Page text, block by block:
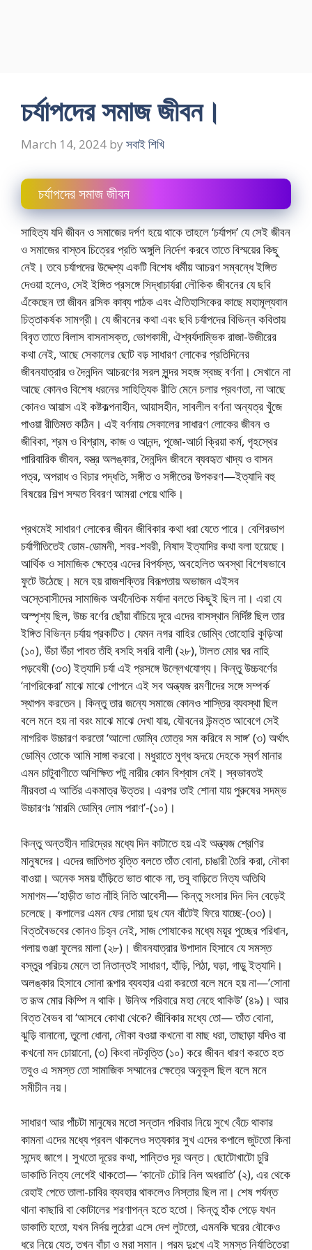
চর্যাপদের সমাজ জীবন।
March 14, 2024 by সবাই শিখি
চর্যাপদের সমাজ জীবন
সাহিত্য যদি জীবন ও সমাজের দর্পণ হয়ে থাকে তাহলে ‘চর্যাপদ’ যে সেই জীবন
ও সমাজের বাস্তব চিত্রের প্রতি অঙ্গুলি নির্দেশ করবে তাতে বিস্ময়ের কিছু
নেই। তবে চর্যাপদের উদ্দেশ্য একটি বিশেষ ধর্মীয় আচরণ সম্বন্ধে ইঙ্গিত
দেওয়া হলেও, সেই ইঙ্গিত প্রসঙ্গে সিদ্ধাচার্যরা লৌকিক জীবনের যে ছবি
এঁকেছেন তা জীবন রসিক কাব্য পাঠক এবং ঐতিহাসিকের কাছে মহামূল্যবান
চিত্তাকর্ষক সামগ্রী। যে জীবনের কথা এবং ছবি চর্যাপদের বিভিন্ন কবিতায়
বিবৃত তাতে বিলাস বাসনাসক্ত, ভোগকামী, ঐশ্বর্যদাম্ভিক রাজা-উজীরের
কথা নেই, আছে সেকালের ছোট বড় সাধারণ লোকের প্রতিদিনের
জীবনযাত্রার ও দৈনন্দিন আচরণের সরল সুন্দর সহজ স্বচ্ছ বর্ণনা। সেখানে না
আছে কোনও বিশেষ ধরনের সাহিত্যিক রীতি মেনে চলার প্রবণতা, না আছে
কোনও আয়াস এই কষ্টকল্পনাহীন, আয়াসহীন, সাবলীল বর্ণনা অন্যত্র খুঁজে
পাওয়া রীতিমত কঠিন। এই বর্ণনায় সেকালের সাধারণ লোকের জীবন ও
জীবিকা, শ্রম ও বিশ্রাম, কাজ ও আনন্দ, পূজো-আর্চা ক্রিয়া কর্ম, গৃহস্থের
পারিবারিক জীবন, বস্ত্র অলঙ্কার, দৈনন্দিন জীবনে ব্যবহৃত খাদ্য ও বাসন
পত্র, অপরাধ ও বিচার পদ্ধতি, সঙ্গীত ও সঙ্গীতের উপকরণ—ইত্যাদি বহু
বিষয়ের শিল্প সম্মত বিবরণ আমরা পেয়ে থাকি।
প্রথমেই সাধারণ লোকের জীবন জীবিকার কথা ধরা যেতে পারে। বেশিরভাগ
চর্যাগীতিতেই ডোম-ডোমনী, শবর-শবরী, নিষাদ ইত্যাদির কথা বলা হয়েছে।
আর্থিক ও সামাজিক ক্ষেত্রে এদের বিপর্যস্ত, অবহেলিত অবস্থা বিশেষভাবে
ফুটে উঠেছে। মনে হয় রাজশক্তির বিরূপতায় অভাজন এইসব
অস্তেবাসীদের সামাজিক অর্থনৈতিক মর্যাদা বলতে কিছুই ছিল না। এরা যে
অস্পৃশ্য ছিল, উচ্চ বর্ণের ছোঁয়া বাঁচিয়ে দূরে এদের বাসস্থান নির্দিষ্ট ছিল তার
ইঙ্গিত বিভিন্ন চর্যায় প্রকটিত। যেমন নগর বাহির ডোম্বি তোহোরি কুড়িআ
(১০), উঁচা উঁচা পাবত তঁহি বসহি সবরি বালী (২৮), টালত মোর ঘর নাহি
পড়বেষী (৩৩) ইত্যাদি চর্যা এই প্রসঙ্গে উল্লেখযোগ্য। কিন্তু উচ্চবর্ণের
‘নাগরিকেরা’ মাঝে মাঝে গোপনে এই সব অন্ত্যজ রমণীদের সঙ্গে সম্পর্ক
স্থাপন করতেন। কিন্তু তার জন্যে সমাজে কোনও শাস্তির ব্যবস্থা ছিল
বলে মনে হয় না বরং মাঝে মাঝে দেখা যায়, যৌবনের উন্মত্ত আবেগে সেই
নাগরিক উচ্চারণ করতো ‘আলো ডোম্বি তোত্র সম করিবে ম সাঙ্গ’ (৩) অর্থাৎ
ডোম্বি তোকে আমি সাঙ্গা করবো। মধুরাতে মুগ্ধ হৃদয়ে দেহকে স্বর্গ মানার
এমন চাটুবাণীতে অশিক্ষিত পটু নারীর কোন বিশ্বাস নেই। স্বভাবতই
নীরবতা এ আর্তির একমাত্র উত্তর। এরপর তাই শোনা যায় পুরুষের সদম্ভ
উচ্চারণঃ ‘মারমি ডোম্বি লোম পরাণ’-(১০)।
কিন্তু অন্তহীন দারিদ্রের মধ্যে দিন কাটাতে হয় এই অন্ত্যজ শ্রেণির
মানুষদের। এদের জাতিগত বৃত্তি বলতে তাঁত বোনা, চাঙারী তৈরি করা, নৌকা
বাওয়া। অনেক সময় হাঁড়িতে ভাত থাকে না, তবু বাড়িতে নিত্য অতিথি
সমাগম—’হাড়ীত ভাত নাঁহি নিতি আবেসী— কিন্তু সংসার দিন দিন বেড়েই
চলেছে। কপালের এমন ফের দোয়া দুধ যেন বাঁটেই ফিরে যাচ্ছে-(৩৩)।
বিত্তবৈভবের কোনও চিহ্ন নেই, সাজ পোষাকের মধ্যে ময়ূর পুচ্ছের পরিধান,
গলায় গুঞ্জা ফুলের মালা (২৮)। জীবনযাত্রার উপাদান হিসাবে যে সমস্ত
বস্তুর পরিচয় মেলে তা নিতান্তই সাধারণ, হাঁড়ি, পিঠা, ঘড়া, গাড়ু ইত্যাদি।
অলঙ্কার হিসাবে সোনা রূপার ব্যবহার এরা করতো বলে মনে হয় না—’সোনা
ত রূঅ মোর কিম্পি ন থাকি। উনিঅ পরিবারে মহা নেহে থাকিউ’ (৪৯)। আর
বিত্ত বৈভব বা ‘আসবে কোথা থেকে? জীবিকার মধ্যে তো— তাঁত বোনা,
ঝুড়ি বানানো, তুলো ধোনা, নৌকা বওয়া কখনো বা মাছ ধরা, তাছাড়া যদিও বা
কখনো মদ চোয়ানো, (৩) কিংবা নটবৃত্তি (১০) করে জীবন ধারণ করতে হত
তবুও এ সমস্ত তো সামাজিক সম্মানের ক্ষেত্রে অনুকূল ছিল বলে মনে
সমীচীন নয়।
সাধারণ আর পাঁচটা মানুষের মতো সন্তান পরিবার নিয়ে সুখে বেঁচে থাকার
কামনা এদের মধ্যে প্রবল থাকলেও সত্যকার সুখ এদের কপালে জুটতো কিনা
সন্দেহ জাগে। সুখতো দূরের কথা, শান্তিও দূর অন্ত। ছোটোখাটো চুরি
ডাকাতি নিত্য লেগেই থাকতো— ‘কানেট চৌরি নিল অধরাতি’ (২), এর থেকে
রেহাই পেতে তালা-চাবির ব্যবহার থাকলেও নিস্তার ছিল না। শেষ পর্যন্ত
থানা কাছারি বা কোটালের শরণাপন্ন হতে হতো। কিন্তু হাঁক পেড়ে যখন
ডাকাতি হতো, যখন নির্দয় লুঠেরা এসে দেশ লুটতো, এমনকি ঘরের বৌকেও
ধরে নিয়ে যেত, তখন বাঁচা ও মরা সমান। পরম দুঃখে এই সমস্ত নির্যাতিতেরা